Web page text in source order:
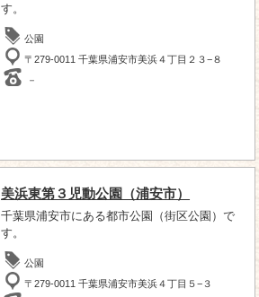
す。
公園
〒279-0011 千葉県浦安市美浜４丁目２３−８
－
美浜東第３児動公園（浦安市）
千葉県浦安市にある都市公園（街区公園）で
す。
公園
〒279-0011 千葉県浦安市美浜４丁目５−３